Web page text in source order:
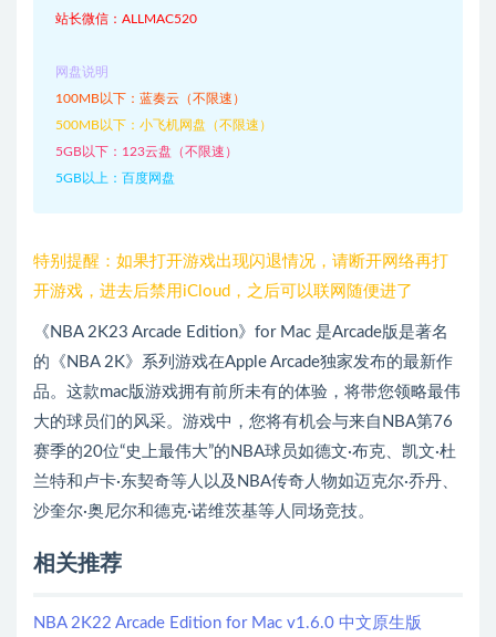
站长微信：ALLMAC520
网盘说明
100MB以下：蓝奏云（不限速）
500MB以下：小飞机网盘（不限速）
5GB以下：123云盘（不限速）
5GB以上：百度网盘
特别提醒：如果打开游戏出现闪退情况，请断开网络再打
开游戏，进去后禁用iCloud，之后可以联网随便进了
《NBA 2K23 Arcade Edition》for Mac 是Arcade版是著名
的《NBA 2K》系列游戏在Apple Arcade独家发布的最新作
品。这款mac版游戏拥有前所未有的体验，将带您领略最伟
大的球员们的风采。游戏中，您将有机会与来自NBA第76
赛季的20位“史上最伟大”的NBA球员如德文·布克、凯文·杜
兰特和卢卡·东契奇等人以及NBA传奇人物如迈克尔·乔丹、
沙奎尔·奥尼尔和德克·诺维茨基等人同场竞技。
相关推荐
NBA 2K22 Arcade Edition for Mac v1.6.0 中文原生版